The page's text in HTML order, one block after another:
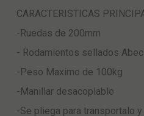
CARACTERISTICAS
-Ruedas de 200mm
- Rodamientos sellados
-Peso Maximo de 100kg
-Manillar desacoplable
-Se pliega para transportalo